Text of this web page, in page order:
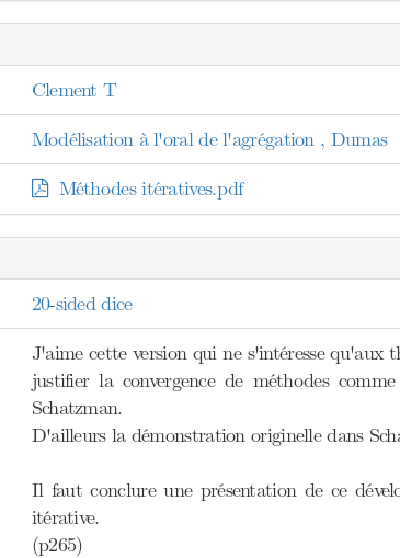
Clement T
Modélisation à l'oral de l'agrégation , Dumas
Méthodes itératives.pdf
20-sided dice
J'aime cette version qui ne s'intéresse qu'aux
justifier la convergence de méthodes
Schatzman.
D'ailleurs la démonstration originelle dans
Il faut conclure une présentation de ce
itérative.
(p265)